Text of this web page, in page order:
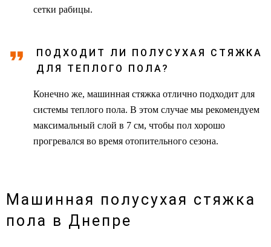
сетки рабицы.
ПОДХОДИТ ЛИ ПОЛУСУХАЯ СТЯЖКА
ДЛЯ ТЕПЛОГО ПОЛА?
Конечно же, машинная стяжка отлично подходит для
системы теплого пола. В этом случае мы рекомендуем
максимальный слой в 7 см, чтобы пол хорошо
прогревался во время отопительного сезона.
Машинная полусухая стяжка
пола в Днепре